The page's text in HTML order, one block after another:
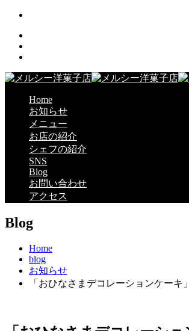
Home
お知らせ
メニュー
お店の紹介
シェフの紹介
SNS
Blog
お問い合わせ
アクセス
Blog
Home
blog
お知らせ
「おひなさまデコレーションケーキ